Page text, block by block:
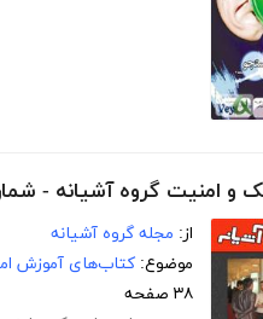
و امنیت گروه آشیانه -
از: مجله گروه آشیانه
موضوع: کتاب‌های آموزش
۳۸ صفحه